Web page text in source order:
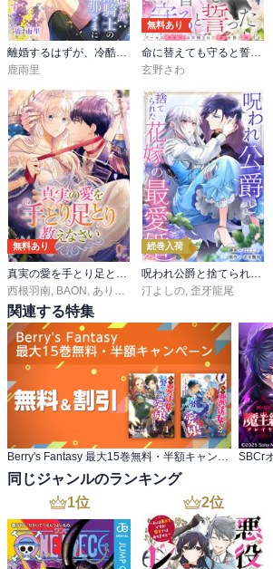
離婚するはずが、冷酷騎士の旦那さまに溺愛されていたようです
鹿雨里
無料あり
命に替えても守ると誓った～クールな護衛騎士は召喚された聖女を熱く溺愛する～【コイパレ】
玄野さわ
無料あり
真実の愛を手とり足とり教えなさい
西根羽南, BAON , ありめ蛍
続巻入荷
呪われ公爵と捨てられた花嫁の最愛婚
汀よしの, 歪牙龍尾
関連する特集
Berry's Fantasy 最大15巻無料・半額キャンペーン
同じジャンルのランキング
1位 2位